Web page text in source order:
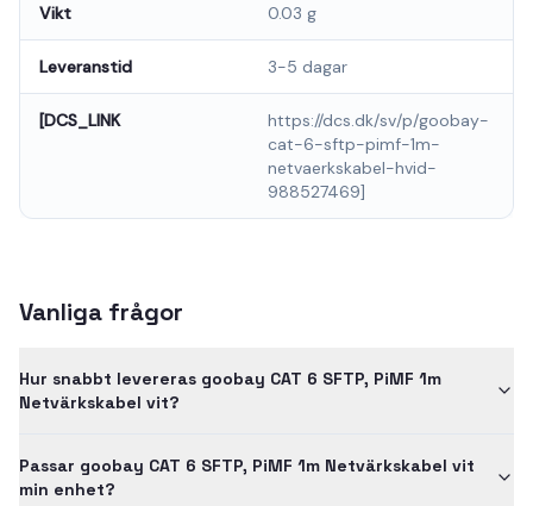
Vikt 0.03 g
Leveranstid 3-5 dagar
[DCS_LINK
https://dcs.dk/sv/p/goobay-
cat-6-sftp-pimf-1m-
netvaerkskabel-hvid-
988527469]
Vanliga frågor
Hur snabbt levereras goobay CAT 6 SFTP, PiMF 1m
Netvärkskabel vit?
Passar goobay CAT 6 SFTP, PiMF 1m Netvärkskabel vit
min enhet?